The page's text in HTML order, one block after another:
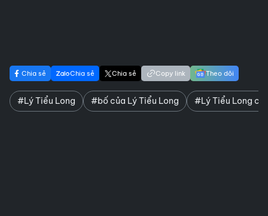
Chia sẻ Chia sẻ Chia sẻ Copy link Theo dõi
#Lý Tiểu Long #bố của Lý Tiểu Long #Lý Tiểu Long